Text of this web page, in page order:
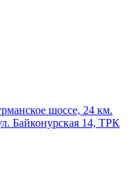
шоссе, 24 км.
Байконурская 14, ТРК